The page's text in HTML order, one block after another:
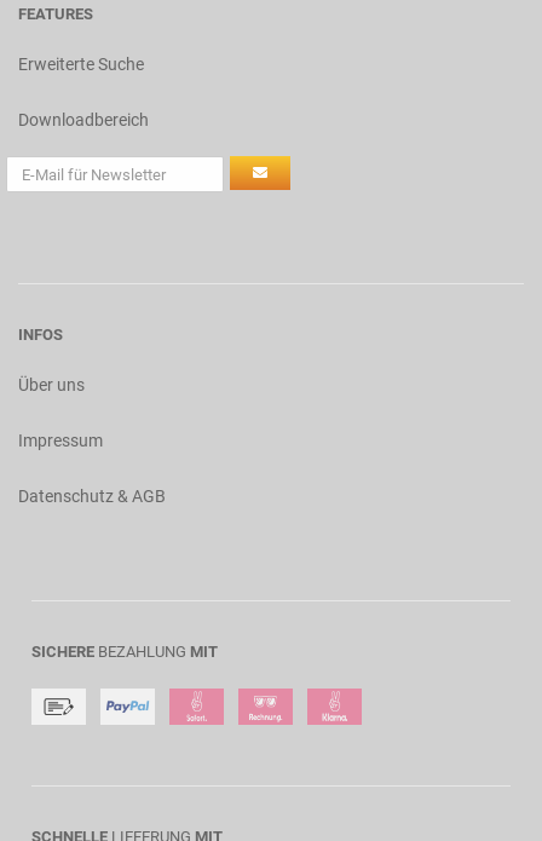
FEATURES
Erweiterte Suche
Downloadbereich
INFOS
Über uns
Impressum
Datenschutz & AGB
SICHERE BEZAHLUNG MIT
SCHNELLE LIEFERUNG MIT